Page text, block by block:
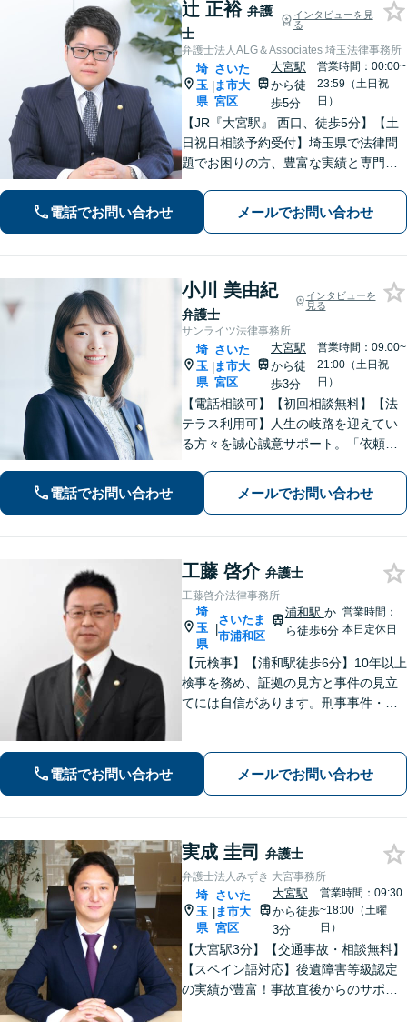
辻 正裕 弁護
士
インタビューを見
る
弁護士法人ALG＆Associates 埼玉法律事務所
埼
玉
県
|
さいた
ま市大
宮区
大宮駅
から徒
歩5分
営業時間：00:00~
23:59（土日祝
日）
【JR『大宮駅』 西口、徒歩5分】【土
日祝日相談予約受付】埼玉県で法律問
題でお困りの方、豊富な実績と専門性
ます。どうぞお気軽にご相談くださ
電話でお問い合わせ メールでお問い合わせ
小川 美由紀
弁護士
インタビューを
見る
サンライツ法律事務所
埼
玉
県
|
さいた
ま市大
宮区
大宮駅
から徒
歩3分
営業時間：09:00~
21:00（土日祝
日）
【電話相談可】【初回相談無料】【法
テラス利用可】人生の岐路を迎えてい
る方々を誠心誠意サポート。「依頼者
女問題／借金問題／相続／企業法務／
刑事事件／交通事故／労働問題など、
電話でお問い合わせ メールでお問い合わせ
工藤 啓介 弁護士
工藤啓介法律事務所
埼
玉
県
|
さいたま
市浦和区
浦和駅 か
ら徒歩6分
営業時間：
本日定休日
【元検事】【浦和駅徒歩6分】10年以上
検事を務め、証拠の見方と事件の見立
てには自信があります。刑事事件・離
わせ下さい。
電話でお問い合わせ メールでお問い合わせ
実成 圭司 弁護士
弁護士法人みずき 大宮事務所
埼
玉
県
|
さいた
ま市大
宮区
大宮駅
から徒歩
3分
営業時間：09:30
~18:00（土曜
日）
【大宮駅3分】【交通事故・相談無料】
【スペイン語対応】後遺障害等級認定
の実績が豊富！事故直後からのサポー